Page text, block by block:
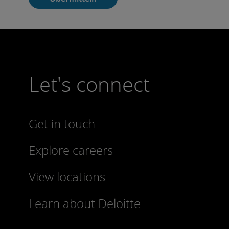
Let's connect
Get in touch
Explore careers
View locations
Learn about Deloitte